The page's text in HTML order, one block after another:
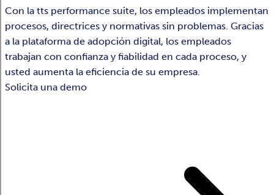
Con la tts performance suite, los empleados implementan
procesos, directrices y normativas sin problemas. Gracias
a la plataforma de adopción digital, los empleados
trabajan con confianza y fiabilidad en cada proceso, y
usted aumenta la eficiencia de su empresa.
Solicita una demo